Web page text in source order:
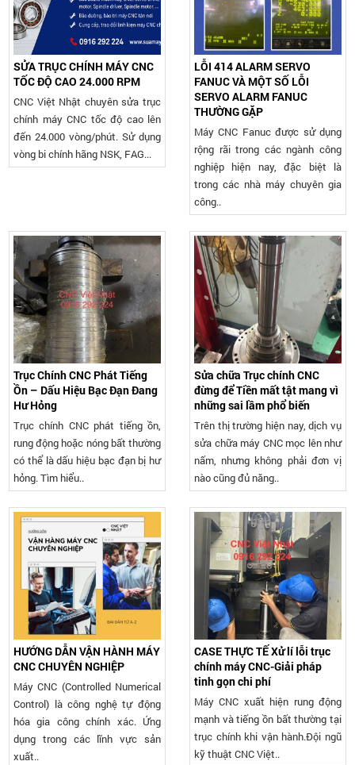
SỬA TRỤC CHÍNH MÁY CNC
TỐC ĐỘ CAO 24.000 RPM
CNC Việt Nhật chuyên sửa trục
chính máy CNC tốc độ cao lên
đến 24.000 vòng/phút. Sử dụng
vòng bi chính hãng NSK, FAG...
LỖI 414 ALARM SERVO
FANUC VÀ MỘT SỐ LỖI
SERVO ALARM FANUC
THƯỜNG GẶP
Máy CNC Fanuc được sử dụng
rộng rãi trong các ngành công
nghiệp hiện nay, đặc biệt là
trong các nhà máy chuyên gia
công..
Trục Chính CNC Phát Tiếng
Ồn – Dấu Hiệu Bạc Đạn Đang
Hư Hỏng
Trục chính CNC phát tiếng ồn,
rung động hoặc nóng bất thường
có thể là dấu hiệu bạc đạn bị hư
hỏng. Tìm hiểu..
Sửa chữa Trục chính CNC
đừng để Tiền mất tật mang vì
những sai lầm phổ biến
Trên thị trường hiện nay, dịch vụ
sửa chữa máy CNC mọc lên như
nấm, nhưng không phải đơn vị
nào cũng đủ năng..
HƯỚNG DẪN VẬN HÀNH MÁY
CNC CHUYÊN NGHIỆP
Máy CNC (Controlled Numerical
Control) là công nghệ tự động
hóa gia công chính xác. Ứng
dụng trong các lĩnh vực sản
xuất..
CASE THỰC TẾ Xử lí lỗi trục
chính máy CNC-Giải pháp
tinh gọn chi phí
Máy CNC xuất hiện rung động
mạnh và tiếng ồn bất thường tại
trục chính khi vận hành.Đội ngũ
kỹ thuật CNC Việt..